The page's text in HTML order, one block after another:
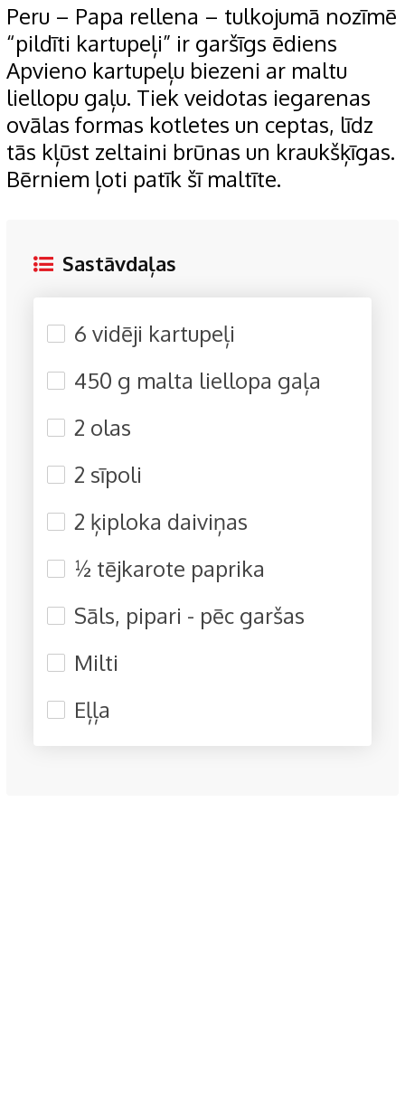
Peru – Papa rellena – tulkojumā nozīmē
“pildīti kartupeļi” ir garšīgs ēdiens
Apvieno kartupeļu biezeni ar maltu
liellopu gaļu. Tiek veidotas iegarenas
ovālas formas kotletes un ceptas, līdz
tās kļūst zeltaini brūnas un kraukšķīgas.
Bērniem ļoti patīk šī maltīte.
Sastāvdaļas
6 vidēji kartupeļi
450 g malta liellopa gaļa
2 olas
2 sīpoli
2 ķiploka daiviņas
½ tējkarote paprika
Sāls, pipari - pēc garšas
Milti
Eļļa